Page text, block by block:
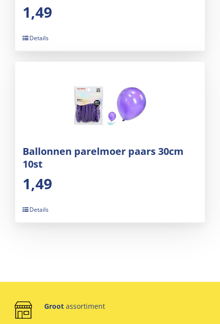
1,49
Details
Ballonnen parelmoer paars 30cm
10st
1,49
Details
Groot assortiment